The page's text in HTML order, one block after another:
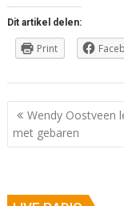
Dit artikel delen:
Print
Wendy Oostveen
met gebaren